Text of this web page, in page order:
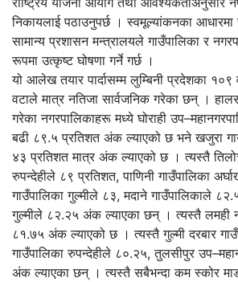
निकायलाई पठाउनुपर्छ । स्वमूल्यांकनका आधारमा
सामान्य प्रशासन मन्त्रालयले गाउँपालिका र
रूपमा उत्कृष्ट घोषणा गर्ने गर्छ ।
यो आलेख तयार पार्दासम्म लुम्बिनी प्रदेशका १०९
वटाले मात्र नतिजा सार्वजनिक गरेका छन् ।
गरेका नगरपालिकाहरू मध्ये घोराही
बढी ८९.५ प्रतिशत अंक ल्याएको छ भने खजुरा
४३ प्रतिशत मात्र अंक ल्याएको छ । त्यस्तै
रुपन्देहीले ८९ प्रतिशत, पाणिनी गाउँपालिका
गाउँपालिका गुल्मीले ८३, मदाने गाउँपालिकाले
गुल्मीले ८२.२५ अंक ल्याएका छन् । त्यस्तै लमही
८१.७५ अंक ल्याएको छ । त्यस्तै गुल्मी दरबार
गाउँपालिका रुपन्देहीले ८०.२५, तुलसीपुर
अंक ल्याएका छन् । त्यस्तै सबैभन्दा कम स्कोर